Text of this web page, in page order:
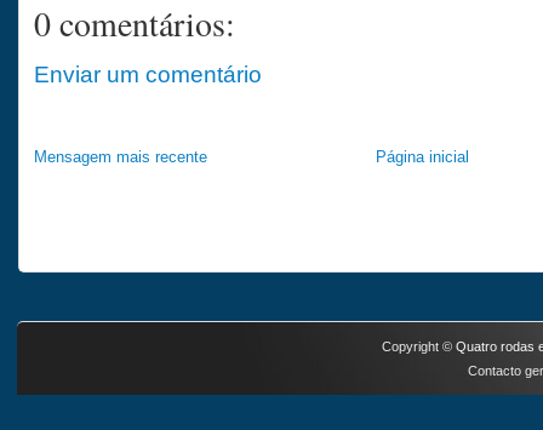
0 comentários:
Enviar um comentário
Mensagem mais recente Página inicial
Copyright © Quatro rodas
Contacto